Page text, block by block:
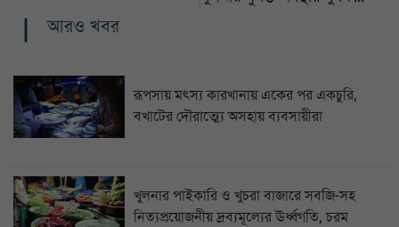
আরও খবর
রূপসায় মৎস্য কারখানায় একের পর একচুরি,
বখাটের দৌরাত্ম্যে অসহায় ব্যবসায়ীরা
খুলনার পাইকারি ও খুচরা বাজারে সবজি-সহ
নিত্যপ্রয়োজনীয় দ্রব্যমূল্যের ঊর্ধ্বগতি, চরম